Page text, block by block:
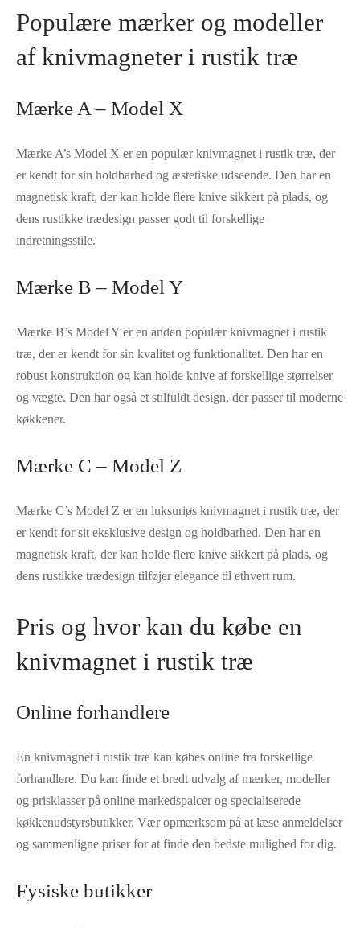
Populære mærker og modeller
af knivmagneter i rustik træ
Mærke A – Model X
Mærke A’s Model X er en populær knivmagnet i rustik træ, der
er kendt for sin holdbarhed og æstetiske udseende. Den har en
magnetisk kraft, der kan holde flere knive sikkert på plads, og
dens rustikke trædesign passer godt til forskellige
indretningsstile.
Mærke B – Model Y
Mærke B’s Model Y er en anden populær knivmagnet i rustik
træ, der er kendt for sin kvalitet og funktionalitet. Den har en
robust konstruktion og kan holde knive af forskellige størrelser
og vægte. Den har også et stilfuldt design, der passer til moderne
køkkener.
Mærke C – Model Z
Mærke C’s Model Z er en luksuriøs knivmagnet i rustik træ, der
er kendt for sit eksklusive design og holdbarhed. Den har en
magnetisk kraft, der kan holde flere knive sikkert på plads, og
dens rustikke trædesign tilføjer elegance til ethvert rum.
Pris og hvor kan du købe en
knivmagnet i rustik træ
Online forhandlere
En knivmagnet i rustik træ kan købes online fra forskellige
forhandlere. Du kan finde et bredt udvalg af mærker, modeller
og prisklasser på online markedspalcer og specialiserede
køkkenudstyrsbutikker. Vær opmærksom på at læse anmeldelser
og sammenligne priser for at finde den bedste mulighed for dig.
Fysiske butikker